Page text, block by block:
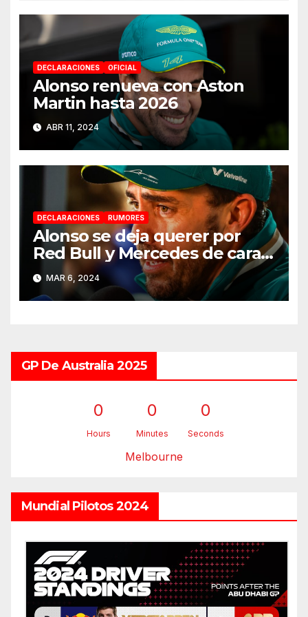
DECLARACIONES OFICIAL
Alonso renueva con Aston
Martin hasta 2026
ABR 11, 2024
DECLARACIONES RUMORES
Alonso se deja querer por
Red Bull y Mercedes de cara a
2025
MAR 6, 2024
GP De Australia 2025
0
Hours
0
Minutes
0
Seconds
Melbourne
Mundial Pilotos 2024